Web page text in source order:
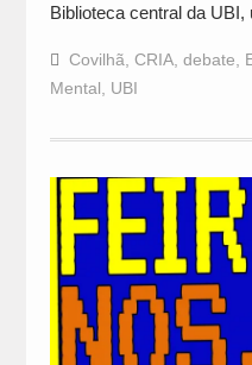
Biblioteca central da
Covilhã CRIA, debate
Mental
UBI